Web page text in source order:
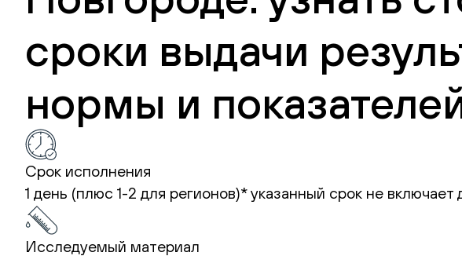
сроки выдачи
нормы и
Срок исполнения
1 день (плюс 1-2 для регионов)*указанный срок не включает
Исследуемый материал